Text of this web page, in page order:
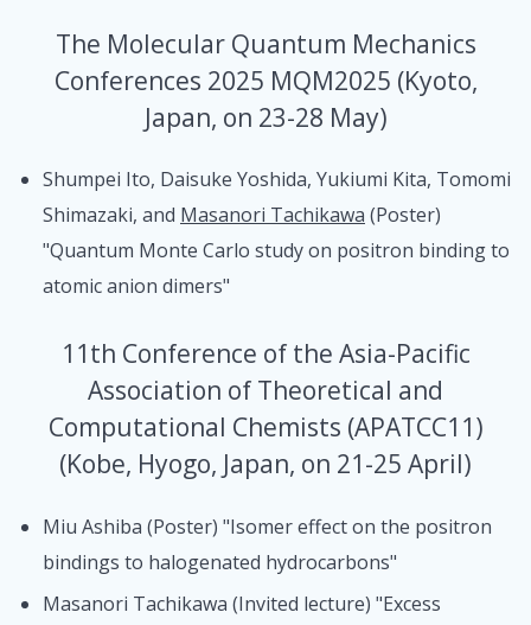
The Molecular Quantum Mechanics
Conferences 2025 MQM2025 (Kyoto,
Japan, on 23-28 May)
Shumpei Ito, Daisuke Yoshida, Yukiumi Kita, Tomomi
Shimazaki, and Masanori Tachikawa (Poster)
"Quantum Monte Carlo study on positron binding to
atomic anion dimers"
11th Conference of the Asia-Pacific
Association of Theoretical and
Computational Chemists (APATCC11)
(Kobe, Hyogo, Japan, on 21-25 April)
Miu Ashiba (Poster) "Isomer effect on the positron
bindings to halogenated hydrocarbons"
Masanori Tachikawa (Invited lecture) "Excess